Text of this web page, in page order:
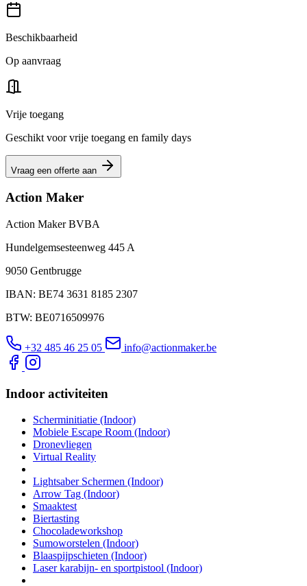
Beschikbaarheid
Op aanvraag
Vrije toegang
Geschikt voor vrije toegang en family days
Vraag een offerte aan
Action Maker
Action Maker BVBA
Hundelgemsesteenweg 445 A
9050 Gentbrugge
IBAN: BE74 3631 8185 2307
BTW: BE0716509976
+32 485 46 25 05 info@actionmaker.be
Indoor activiteiten
Scherminitiatie (Indoor)
Mobiele Escape Room (Indoor)
Dronevliegen
Virtual Reality
Lightsaber Schermen (Indoor)
Arrow Tag (Indoor)
Smaaktest
Biertasting
Chocoladeworkshop
Sumoworstelen (Indoor)
Blaaspijpschieten (Indoor)
Laser karabijn- en sportpistool (Indoor)